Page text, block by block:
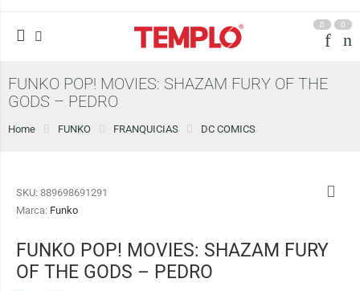
0 0
FUNKO POP! MOVIES: SHAZAM FURY OF THE
GODS – PEDRO
Home FUNKO FRANQUICIAS DC COMICS
SKU: 889698691291
Marca: Funko
FUNKO POP! MOVIES: SHAZAM FURY
OF THE GODS – PEDRO